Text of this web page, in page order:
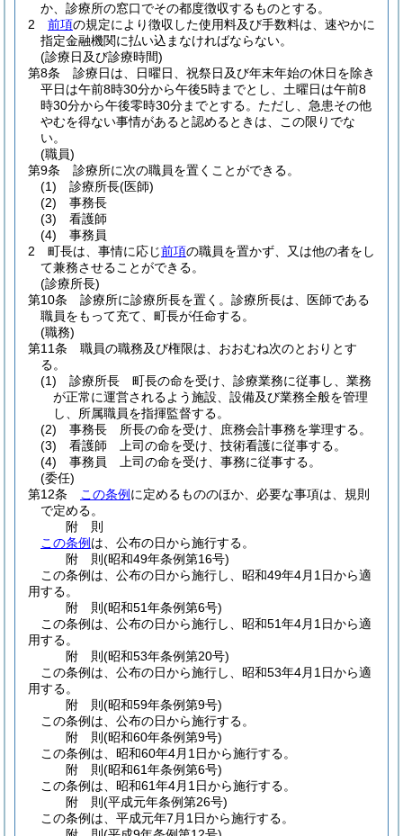
か、診療所の窓口でその都度徴収するものとする。
2
前項の規定により徴収した使用料及び手数料は、速やかに
指定金融機関に払い込まなければならない。
(診療日及び診療時間)
第8条
診療日は、日曜日、祝祭日及び年末年始の休日を除き
平日は午前8時30分から午後5時までとし、土曜日は午前8
時30分から午後零時30分までとする。 ただし、急患その他
やむを得ない事情があると認めるときは、この限りでな
い。
(職員)
第9条
診療所に次の職員を置くことができる。
(1)
診療所長(医師)
(2)
事務長
(3)
看護師
(4)
事務員
2
町長は、事情に応じ前項の職員を置かず、又は他の者をし
て兼務させることができる。
(診療所長)
第10条
診療所に診療所長を置く。 診療所長は、医師である
職員をもって充て、町長が任命する。
(職務)
第11条
職員の職務及び権限は、おおむね次のとおりとす
る。
(1)
診療所長 町長の命を受け、診療業務に従事し、業務
が正常に運営されるよう施設、設備及び業務全般を管理
し、所属職員を指揮監督する。
(2)
事務長 所長の命を受け、庶務会計事務を掌理する。
(3)
看護師 上司の命を受け、技術看護に従事する。
(4)
事務員 上司の命を受け、事務に従事する。
(委任)
第12条
この条例 に定めるもののほか、必要な事項は、規則
で定める。
附 則
この条例 は、公布の日から施行する。
附 則(昭和49年条例第16号)
この条例は、公布の日から施行し、昭和49年4月1日から適
用する。
附 則(昭和51年条例第6号)
この条例は、公布の日から施行し、昭和51年4月1日から適
用する。
附 則(昭和53年条例第20号)
この条例は、公布の日から施行し、昭和53年4月1日から適
用する。
附 則(昭和59年条例第9号)
この条例は、公布の日から施行する。
附 則(昭和60年条例第9号)
この条例は、昭和60年4月1日から施行する。
附 則(昭和61年条例第6号)
この条例は、昭和61年4月1日から施行する。
附 則(平成元年条例第26号)
この条例は、平成元年7月1日から施行する。